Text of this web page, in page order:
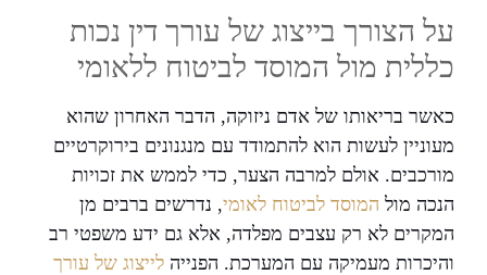
על הצורך בייצוג של עורך דין נכות
כללית מול המוסד לביטוח ללאומי
כאשר בריאותו של אדם ניזוקה, הדבר האחרון שהוא
מעוניין לעשות הוא להתמודד עם מנגנונים בירוקרטיים
מורכבים. אולם למרבה הצער, כדי לממש את זכויות
הנכה מול המוסד לביטוח לאומי, נדרשים ברבים מן
המקרים לא רק עצבים מפלדה, אלא גם ידע משפטי רב
והיכרות מעמיקה עם המערכת. הפנייה לייצוג של עורך